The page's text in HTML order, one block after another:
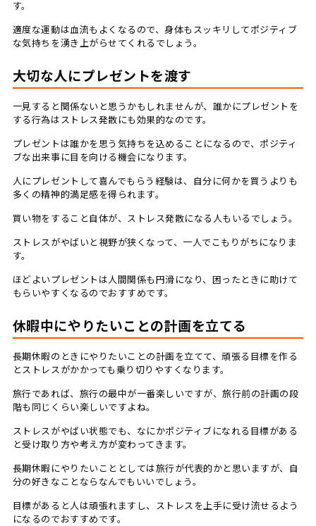
す。
適度な運動は血流もよくなるので、身体もスッキリしてポジティブ
な気持ちを湧き上がらせてくれるでしょう。
大切な人にプレゼントを渡す
一見すると関係ないと思うかもしれませんが、誰かにプレゼントを
する行為はストレス発散にも効果的なのです。
プレゼントは誰かを思う気持ちを込めることになるので、ポジティ
ブな出来事に目を向ける機会になります。
人にプレゼントして喜んでもらう経験は、自分に何かを買うよりも
多くの精神的満足感を得られます。
買い物をすること自体が、ストレス発散になる人もいるでしょう。
ストレスがやばいと視野が狭くなって、一人でこもりがちになりま
す。
ほどよいプレゼントは人間関係も円滑になり、困ったときに助けて
もらいやすくなるのでおすすめです。
休暇中にやりたいことの計画を立てる
長期休暇のときにやりたいことの計画を立てて、頑張る目標を作る
とストレスがかかっても乗り切りやすくなります。
旅行であれば、旅行の最中が一番楽しいですが、旅行前の計画の段
階も同じくらい楽しいですよね。
ストレスがやばい状態でも、なにかポジティブになれる目標がある
と受け取り方や考え方が変わってきます。
長期休暇にやりたいこととしては旅行が代表的かと思いますが、自
分の好きなことならなんでもいいでしょう。
目標があると人は頑張れますし、ストレスを上手に受け流せるよう
になるのでおすすめです。